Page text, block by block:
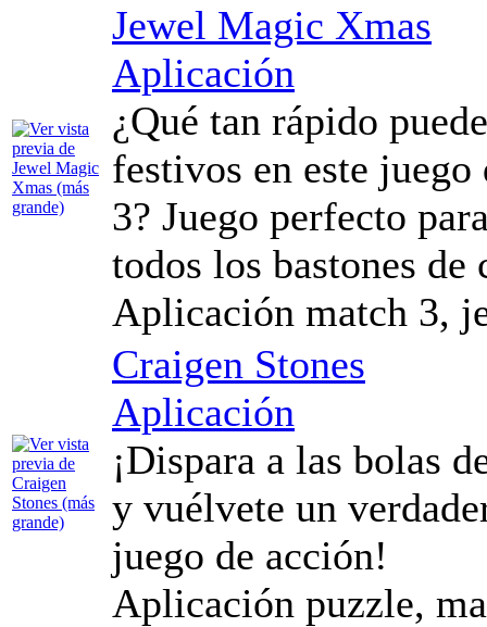
Jewel Magic Xmas
Aplicación
¿Qué tan rápido
festivos en este
3? Juego perfecto
todos los bastones de
Aplicación match 3,
Craigen Stones
Aplicación
¡Dispara a las bolas
y vuélvete un
juego de acción!
Aplicación puzzle,